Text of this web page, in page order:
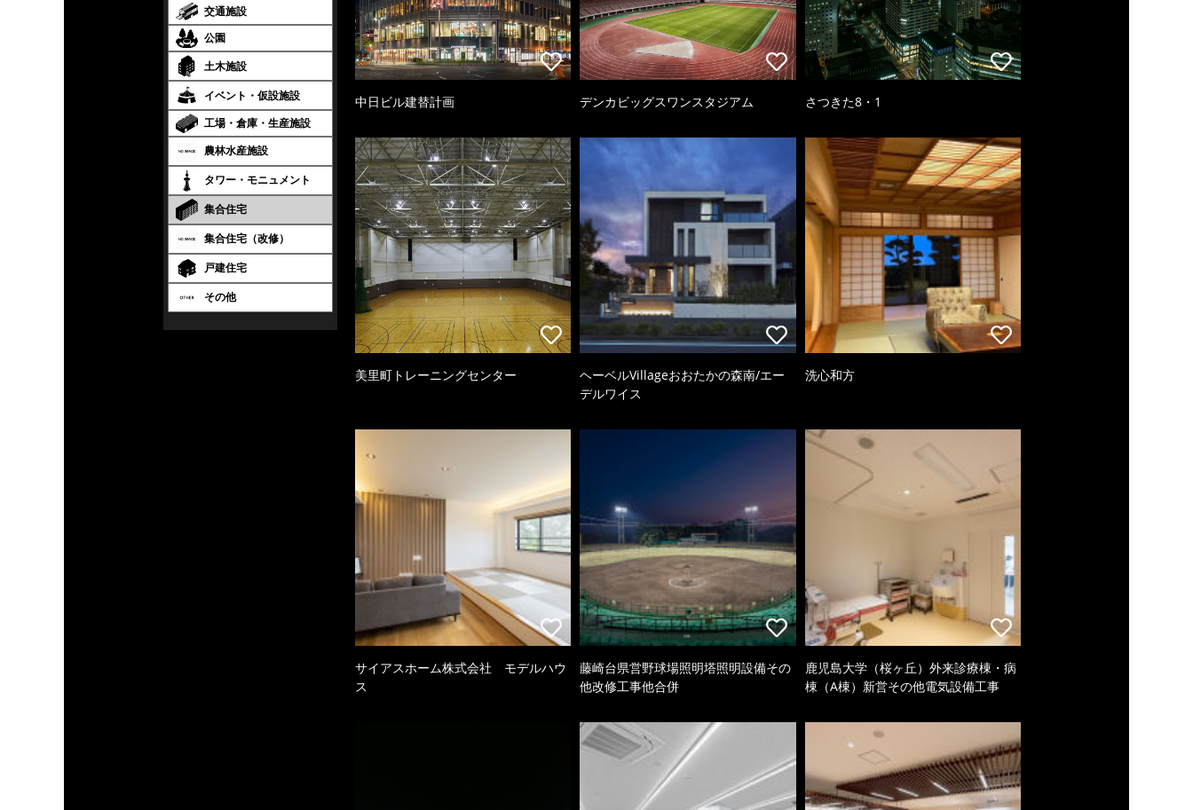
交通施設
公園
土木施設
イベント・仮設施設
工場・倉庫・生産施設
農林水産施設
タワー・モニュメント
集合住宅
集合住宅（改修）
戸建住宅
その他
中日ビル建替計画 デンカビッグスワンスタジアム さつきた8・1
美里町トレーニングセンター
ヘーベルVillageおおたかの森南/エー
デルワイス
洗心和方
サイアスホーム株式会社 モデルハウ
ス
藤崎台県営野球場照明塔照明設備その
他改修工事他合併
鹿児島大学（桜ヶ丘）外来診療棟・病
棟（A棟）新営その他電気設備工事